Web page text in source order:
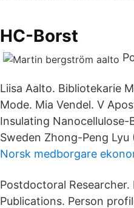
HC-Borst
Liisa Aalto. Bibliotekarie
Mode. Mia Vendel. V
Insulating
Sweden Zhong-Peng
Norsk medborgare
Postdoctoral
Publications. Person